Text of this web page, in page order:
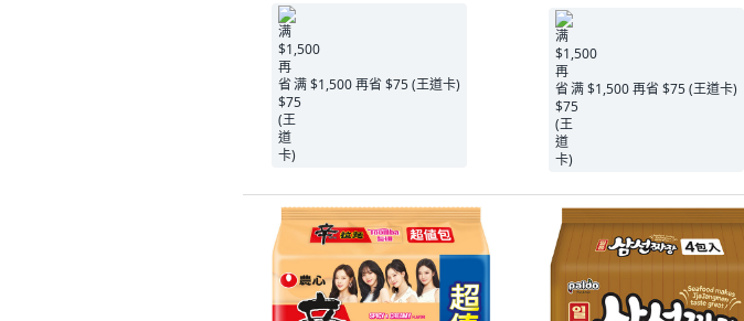
满 $1,500 再省 $75 (王道卡) 满 $1,500 再省 $75 (王道卡)